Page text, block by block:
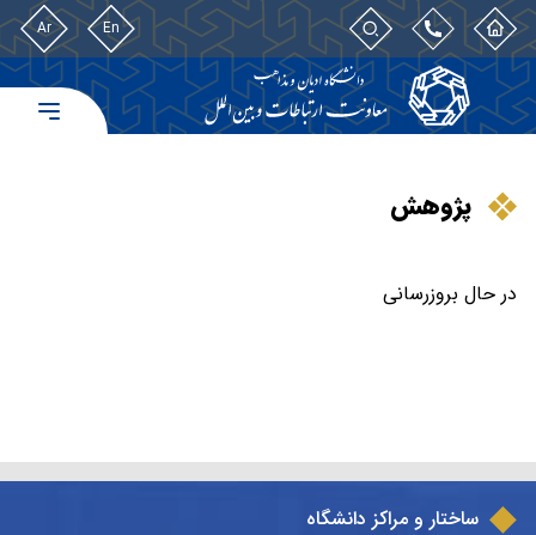
En
Ar
پژوهش
در حال بروزرسانی
ساختار و مراکز دانشگاه